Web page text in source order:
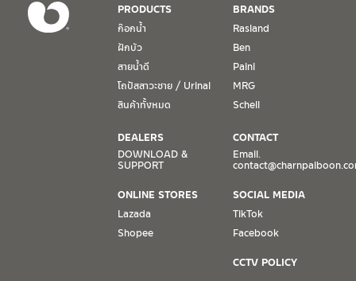
PRODUCTS
ก๊อกน้ำ
ฝักบัว
สายน้ำดี
โถปัสสาวะชาย / Urinal
สินค้าทั้งหมด
BRANDS
Rasland
Ben
Paini
MRG
Schell
DEALERS
DOWNLOAD &
SUPPORT
ONLINE STORES
Lazada
Shopee
CONTACT
Email.
SOCIAL MEDIA
TikTok
Facebook
CCTV POLICY